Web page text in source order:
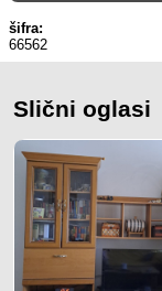
šifra:
66562
Slični oglasi